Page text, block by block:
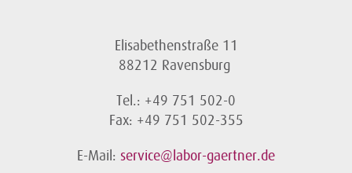
Elisabethenstraße 11
88212 Ravensburg
Tel.: +49 751 502-0
Fax: +49 751 502-355
E-Mail: service@labor-gaertner.de